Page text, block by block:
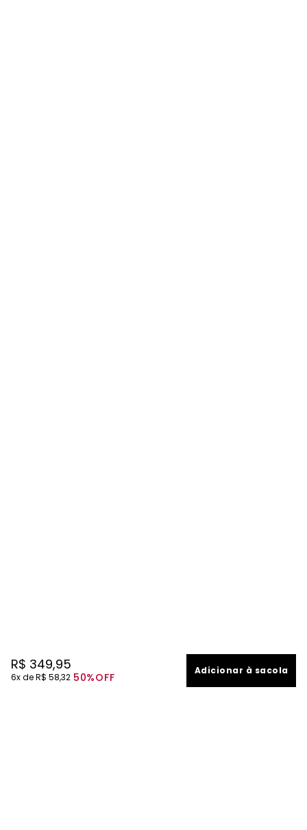
R$ 349,95
6 R$ 58,32 50%OFF
Adicionar à sacola